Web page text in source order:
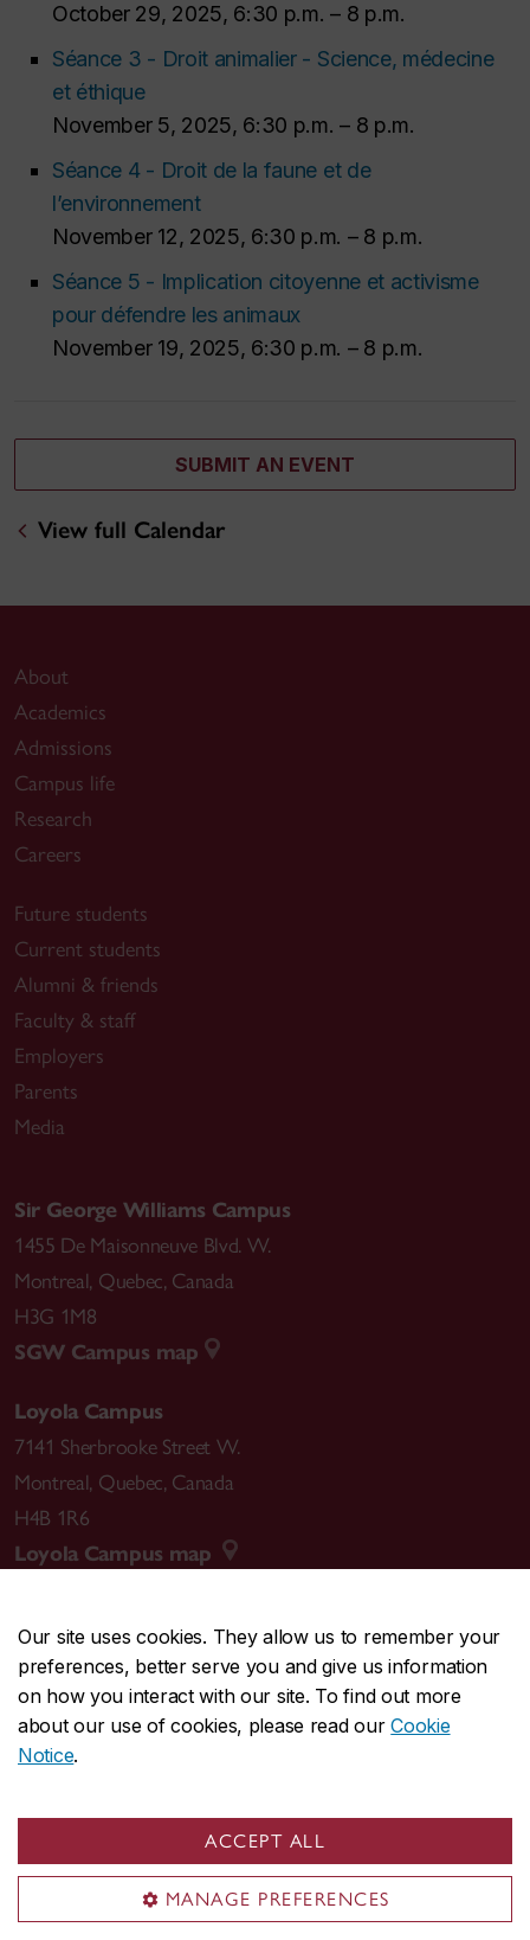
Our site uses cookies. They allow us to remember your
preferences, better serve you and give us information
on how you interact with our site. To find out more
about our use of cookies, please read ourCookie
Notice.
ACCEPT ALL
MANAGE PREFERENCES
October 29, 2025, 6:30 p.m. – 8 p.m.
Séance 3 - Droit animalier - Science, médecine
et éthique
November 5, 2025, 6:30 p.m. – 8 p.m.
Séance 4 - Droit de la faune et de
l’environnement
November 12, 2025, 6:30 p.m. – 8 p.m.
Séance 5 - Implication citoyenne et activisme
pour défendre les animaux
November 19, 2025, 6:30 p.m. – 8 p.m.
SUBMIT AN EVENT
View full Calendar
About
Academics
Admissions
Campus life
Research
Careers
Future students
Current students
Alumni & friends
Faculty & staff
Employers
Parents
Media
Sir George Williams Campus
1455 De Maisonneuve Blvd. W.
Montreal, Quebec, Canada
H3G 1M8
SGW Campus map
Loyola Campus
7141 Sherbrooke Street W.
Montreal, Quebec, Canada
H4B 1R6
Loyola Campus map
CENTRAL514-848-2424
EMERGENCY514-848-3717
Safety & prevention
© Concordia University. Montreal, QC, Canada